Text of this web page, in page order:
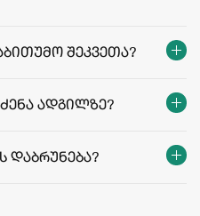
შეკვეთა?
ადგილზე?
დაბრუნება?